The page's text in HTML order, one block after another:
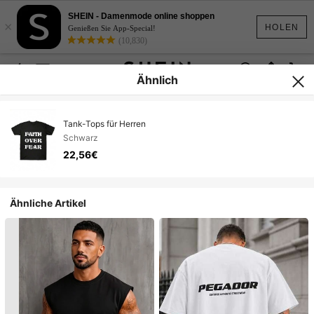
HOLEN
×
SHEIN - Damenmode online shoppen
Genießen Sie App-Special!
(10,830)
Ähnlich
Tank-Tops für Herren
Schwarz
22,56€
Ähnliche Artikel